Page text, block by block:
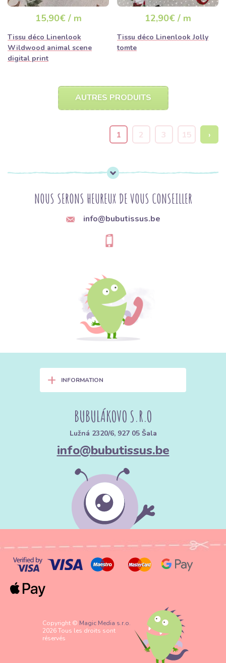
15,90€ / m
Tissu déco Linenlook
Wildwood animal scene
digital print
12,90€ / m
Tissu déco Linenlook Jolly
tomte
AUTRES PRODUITS
1 2 3 15 ›
NOUS SERONS HEUREUX DE VOUS CONSEILLER
info@bubutissus.be
+ INFORMATION
BUBULÁKOVO S.R.O
Lužná 2320/6, 927 05 Šala
info@bubutissus.be
Copyright © Magic Media s.r.o.
2026 Tous les droits sont
réservés